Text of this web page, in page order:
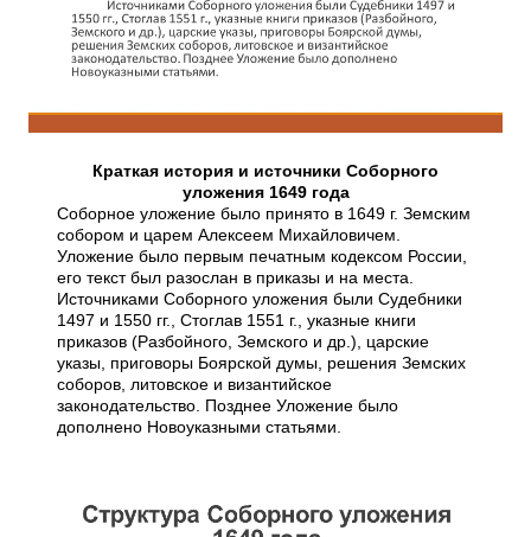
Краткая история и источники Соборного
уложения 1649 года
Соборное уложение было принято в 1649 г. Земским
собором и царем Алексеем Михайловичем.
Уложение было первым печатным кодексом России,
его текст был разослан в приказы и на места.
Источниками Соборного уложения были Судебники
1497 и 1550 гг., Стоглав 1551 г., указные книги
приказов (Разбойного, Земского и др.), царские
указы, приговоры Боярской думы, решения Земских
соборов, литовское и византийское
законодательство. Позднее Уложение было
дополнено Новоуказными статьями.